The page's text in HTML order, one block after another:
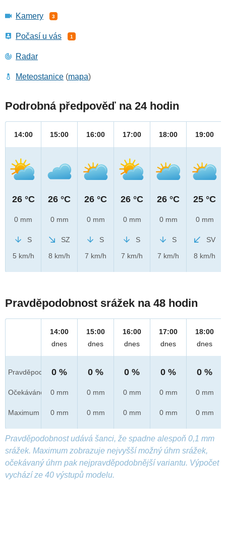
Kamery 3
Počasí u vás 1
Radar
Meteostanice (mapa)
Podrobná předpověď na 24 hodin
14:00
26 °C
0 mm
S
5 km/h
15:00
26 °C
0 mm
SZ
8 km/h
16:00
26 °C
0 mm
S
7 km/h
17:00
26 °C
0 mm
S
7 km/h
18:00
26 °C
0 mm
S
7 km/h
19:00
25 °C
0 mm
SV
8 km/h
Pravděpodobnost srážek na 48 hodin
Pravděpod.
Očekáváno
Maximum
14:00
dnes
0 %
0 mm
0 mm
15:00
dnes
0 %
0 mm
0 mm
16:00
dnes
0 %
0 mm
0 mm
17:00
dnes
0 %
0 mm
0 mm
18:00
dnes
0 %
0 mm
0 mm
Pravděpodobnost udává šanci, že spadne alespoň 0,1 mm
srážek. Maximum zobrazuje nejvyšší možný úhrn srážek,
očekávaný úhrn pak nejpravděpodobnější variantu. Výpočet
vychází ze 40 výstupů modelu.